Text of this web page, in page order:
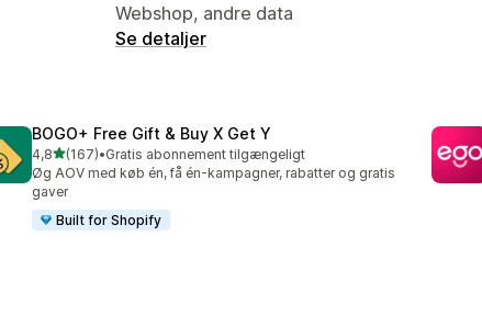
Webshop, andre data
Se detaljer
BOGO+ Free Gift & Buy X Get Y
4,8ud af 5 stjerner
(167)
167 anmeldelser i alt
•Gratis abonnement tilgængeligt
Øg AOV med køb én, få én-kampagner, rabatter og gratis
gaver
Built for Shopify